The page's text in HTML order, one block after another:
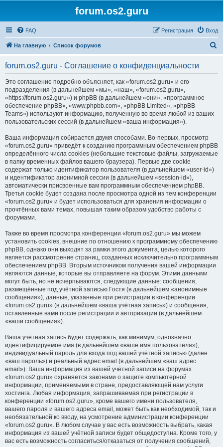
forum.os2.guru
FAQ Вход
Регистрация
На главную Список форумов
forum.os2.guru - Соглашение о конфиденциальности
Это соглашение подробно объясняет, как «forum.os2.guru» и его
подразделения (в дальнейшем «мы», «наш», «forum.os2.guru»,
«https://forum.os2.guru») и phpBB (в дальнейшем «они», «программное
обеспечение phpBB», «www.phpbb.com», «phpBB Limited», «phpBB
Teams») используют информацию, полученную во время любой из ваших
пользовательских сессий (в дальнейшем «ваша информация»).
Ваша информация собирается двумя способами. Во-первых, просмотр
«forum.os2.guru» приведёт к созданию программным обеспечением phpBB
определённого числа cookies (небольшие текстовые файлы, загружаемые
в папку временных файлов вашего браузера). Первые две cookie
содержат только идентификатор пользователя (в дальнейшем «user-id»)
и идентификатор анонимной сессии (в дальнейшем «session-id»),
автоматически присвоенные вам программным обеспечением phpBB.
Третья cookie будет создана после просмотра одной из тем конференции
«forum.os2.guru» и будет использоваться для хранения информации о
прочтённых вами темах, повышая таким образом удобство работы с
форумами.
Также во время просмотра конференции «forum.os2.guru» мы можем
установить cookies, внешние по отношению к программному обеспечению
phpBB, однако они выходят за рамки этого документа, целью которого
является рассмотрение страниц, созданных исключительно программным
обеспечением phpBB. Вторым источником получения вашей информации
являются данные, которые вы отправляете на форум. Этими данными
могут быть, но не исчерпываются, следующие данные: сообщения,
размещённые под учётной записью Гостя (в дальнейшем «анонимные
сообщения»), данные, указанные при регистрации в конференции
«forum.os2.guru» (в дальнейшем «ваша учётная запись») и сообщения,
оставленные вами после регистрации и авторизации (в дальнейшем
«ваши сообщения»).
Ваша учётная запись будет содержать, как минимум, однозначно
идентифицируемое имя (в дальнейшем «ваше имя пользователя»),
индивидуальный пароль для входа под вашей учётной записью (далее
«ваш пароль») и реальный адрес email (в дальнейшем «ваш адрес
email»). Ваша информация из вашей учётной записи на форумах
«forum.os2.guru» охраняется законами о защите компьютерной
информации, применяемыми в стране, предоставляющей нам услуги
хостинга. Любая информация, запрашиваемая при регистрации в
конференции «forum.os2.guru», кроме вашего имени пользователя,
вашего пароля и вашего адреса email, может быть как необходимой, так и
необязательной ко вводу, на усмотрение администрации конференции
«forum.os2.guru». В любом случае у вас есть возможность выбрать, какая
информация из вашей учётной записи будет общедоступна. Кроме того, у
вас есть возможность согласиться/отказаться от получения сообщений,